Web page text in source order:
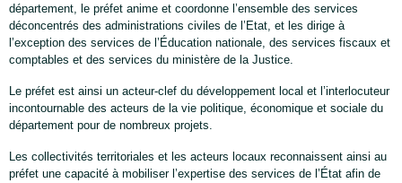
département, le préfet anime et coordonne l’ensemble des services
déconcentrés des administrations civiles de l’Etat, et les dirige à
l’exception des services de l’Éducation nationale, des services fiscaux et
comptables et des services du ministère de la Justice.
Le préfet est ainsi un acteur-clef du développement local et l’interlocuteur
incontournable des acteurs de la vie politique, économique et sociale du
département pour de nombreux projets.
Les collectivités territoriales et les acteurs locaux reconnaissent ainsi au
préfet une capacité à mobiliser l’expertise des services de l’État afin de